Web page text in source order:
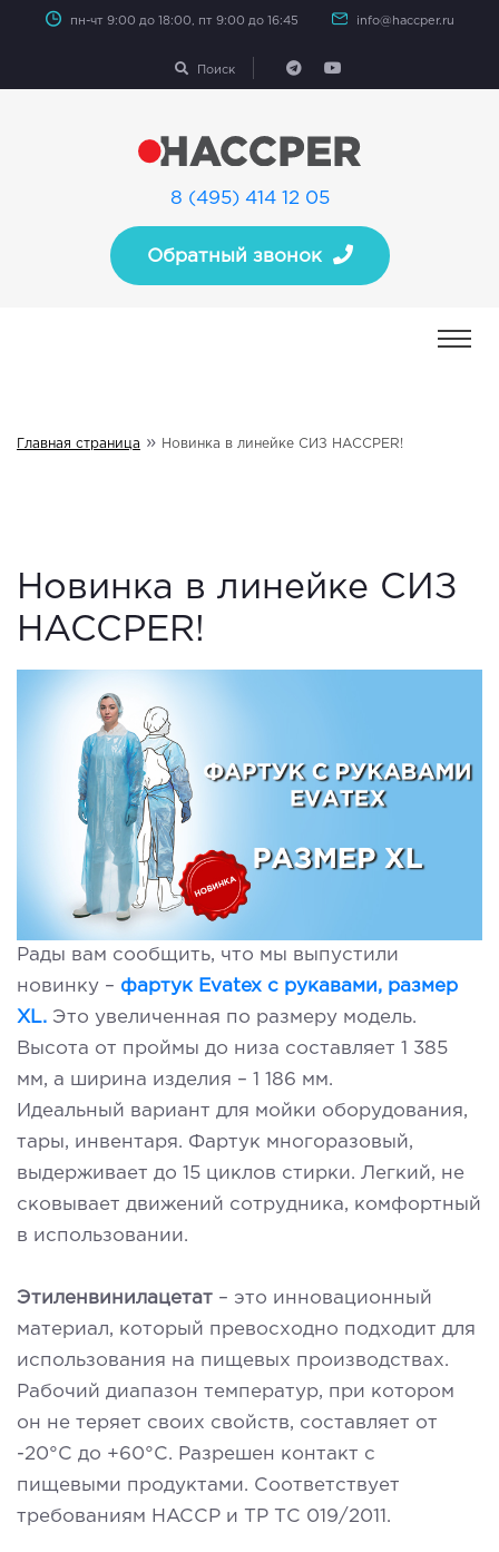
пн-чт 9:00 до 18:00, пт 9:00 до 16:45 info@haccper.ru
Поиск
8 (495) 414 12 05
Обратный звонок
Главная страница » Новинка в линейке СИЗ HACCPER!
Новинка в линейке СИЗ
HACCPER!
Рады вам сообщить, что мы выпустили
новинку – фартук Evatex с рукавами, размер
XL. Это увеличенная по размеру модель.
Высота от проймы до низа составляет 1 385
мм, а ширина изделия – 1 186 мм.
Идеальный вариант для мойки оборудования,
тары, инвентаря. Фартук многоразовый,
выдерживает до 15 циклов стирки. Легкий, не
сковывает движений сотрудника, комфортный
в использовании.
Этиленвинилацетат – это инновационный
материал, который превосходно подходит для
использования на пищевых производствах.
Рабочий диапазон температур, при котором
он не теряет своих свойств, составляет от
-20°С до +60°С. Разрешен контакт с
пищевыми продуктами. Соответствует
требованиям HACCP и ТР ТС 019/2011.